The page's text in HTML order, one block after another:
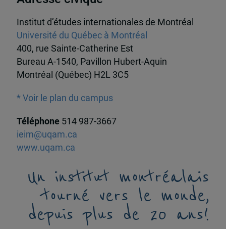
Institut d’études internationales de Montréal
Université du Québec à Montréal
400, rue Sainte-Catherine Est
Bureau A-1540, Pavillon Hubert-Aquin
Montréal (Québec) H2L 3C5
* Voir le plan du campus
Téléphone 514 987-3667
ieim@uqam.ca
www.uqam.ca
Un institut montréalais
tourné vers le monde,
depuis plus de 20 ans!